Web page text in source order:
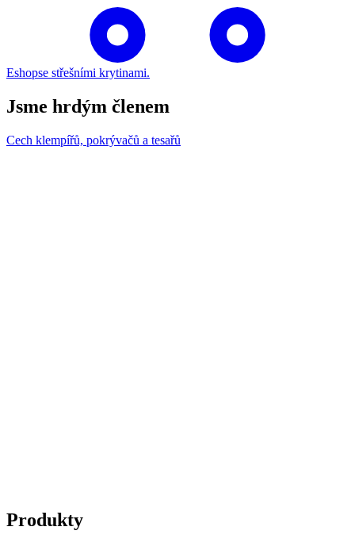
Eshopse střešními krytinami.
Jsme hrdým členem
Cech klempířů, pokrývačů a tesařů
Produkty